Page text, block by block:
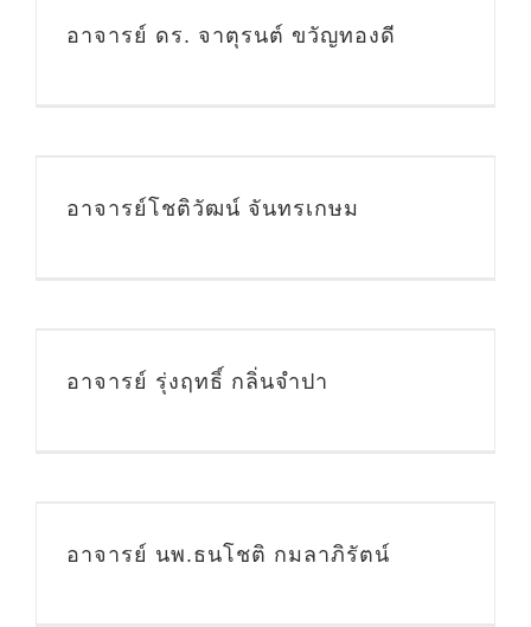
อาจารย์ ดร. จาตุรนต์ ขวัญทองดี
อาจารย์โชติวัฒน์ จันทรเกษม
อาจารย์ รุ่งฤทธิ์ กลิ่นจำปา
อาจารย์ นพ.ธนโชติ กมลาภิรัตน์